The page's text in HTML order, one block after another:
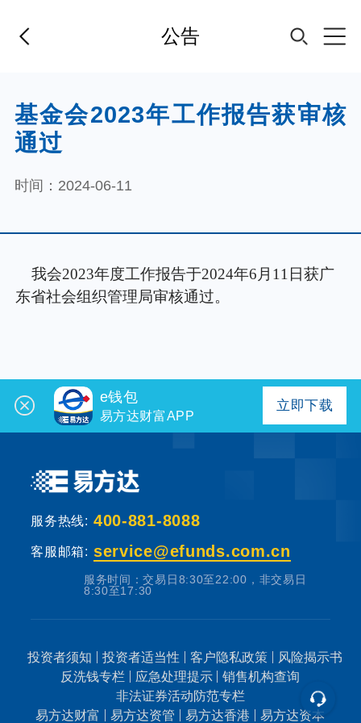
公告
首页
基金经理
投资顾问
关于我们
我的账户
客服中心
基金会2023年工作报告获审核
通过
时间：2024-06-11
e钱包
易方达财富APP
立即下载
服务热线: 400-881-8088
客服邮箱: service@efunds.com.cn
服务时间：交易日8:30至22:00，非交易日
8:30至17:30
投资者须知 投资者适当性 客户隐私政策
风险揭示书
反洗钱专栏
应急处理提示
销售机构查询
非法证券活动防范专栏
易方达财富
易方达资管 易方达香港 易方达资本